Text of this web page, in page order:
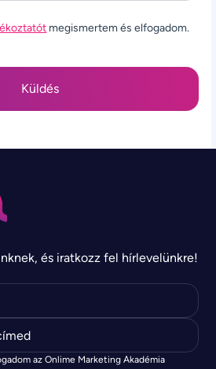
megismertem és elfogadom.
és iratkozz fel hírlevelünkre!
az Onlime Marketing Akadémia